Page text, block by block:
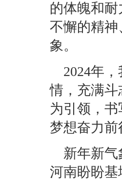
的体魄和
不懈的精
象。
2024年
情，充满
为引领，
梦想奋力
新年新
河南盼盼